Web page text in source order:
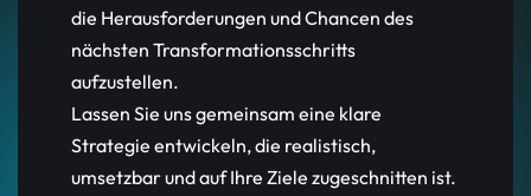
die Herausforderungen und Chancen des
nächsten Transformationsschritts
aufzustellen.
Lassen Sie uns gemeinsam eine klare
Strategie entwickeln, die realistisch,
umsetzbar und auf Ihre Ziele zugeschnitten ist.